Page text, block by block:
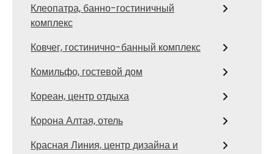
Клеопатра, банно-гостиничный
комплекс
Ковчег, гостинично-банный комплекс
Комильфо, гостевой дом
Кореан, центр отдыха
Корона Алтая, отель
Красная Линия, центр дизайна и